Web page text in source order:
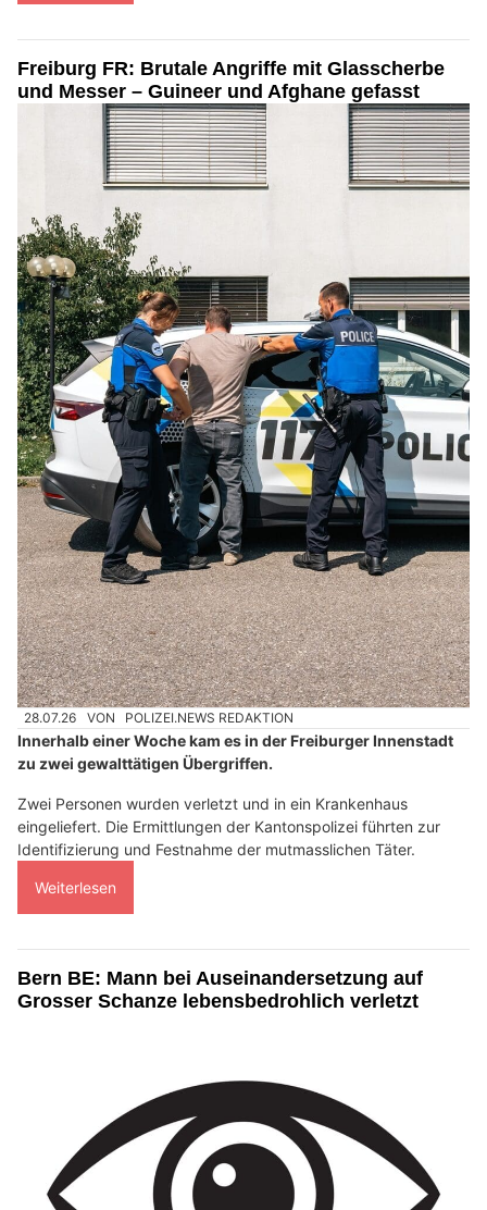
Freiburg FR: Brutale Angriffe mit Glasscherbe
und Messer – Guineer und Afghane gefasst
28.07.26 VON POLIZEI.NEWS REDAKTION
Innerhalb einer Woche kam es in der Freiburger Innenstadt
zu zwei gewalttätigen Übergriffen.
Zwei Personen wurden verletzt und in ein Krankenhaus
eingeliefert. Die Ermittlungen der Kantonspolizei führten zur
Identifizierung und Festnahme der mutmasslichen Täter.
Weiterlesen
Bern BE: Mann bei Auseinandersetzung auf
Grosser Schanze lebensbedrohlich verletzt